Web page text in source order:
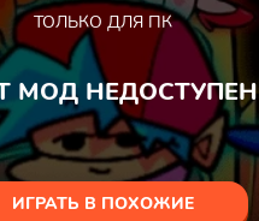
ТОЛЬКО ДЛЯ ПК
МОД НЕДОСТУПЕН
ИГРАТЬ В ПОХОЖИЕ